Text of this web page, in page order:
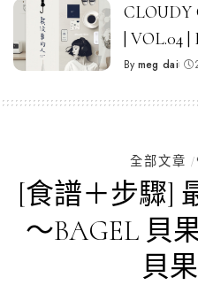
CLOUDY
| VOL.04
Posted
By meg dai
全部文章
[食譜＋步驟]
～BAGEL 貝
貝